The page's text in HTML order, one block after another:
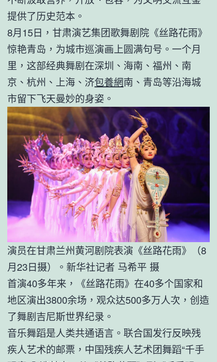
提供了历史范本。
8月15日，甘肃演艺集团歌舞剧院《丝路花雨》
惊艳青岛，为城市巡演画上圆满句号。一个月
里，这部经典舞剧在深圳、海南、福州、南
京、杭州、上海、济包養網南、青岛等沿海城
市留下飞天曼妙的身姿。
演员在甘肃兰州黄河剧院表演《丝路花雨》（8
月23日摄）。新华社记者 马希平 摄
首演40多年来，《丝路花雨》在40多个国家和
地区演出3800余场，观众达500多万人次，创造
了舞剧吉尼斯世界纪录。
音乐舞蹈是人类共通语言。联合国发行反映残
疾人艺术的邮票，中国残疾人艺术团舞蹈“千手